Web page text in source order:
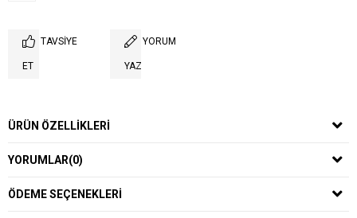
TAVSIYE
ET
YORUM
YAZ
ÜRÜN ÖZELLIKLERI
YORUMLAR(0)
ÖDEME SEÇENEKLERI